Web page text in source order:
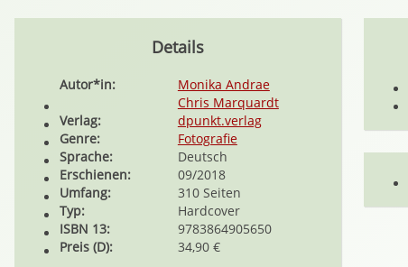
Details
Autor*in:
Monika Andrae
Chris Marquardt
Verlag:
dpunkt.verlag
Genre:
Fotografie
Sprache:
Deutsch
Erschienen:
09/2018
Umfang:
310 Seiten
Typ:
Hardcover
ISBN 13:
9783864905650
Preis (D):
34,90 €